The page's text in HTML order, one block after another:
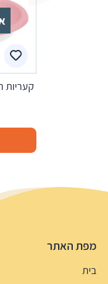
קעריות
מפת האתר
בית